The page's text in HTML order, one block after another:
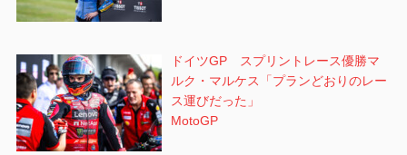
ドイツGP スプリントレース優勝マ
ルク・マルケス「プランどおりのレー
ス運びだった」
MotoGP